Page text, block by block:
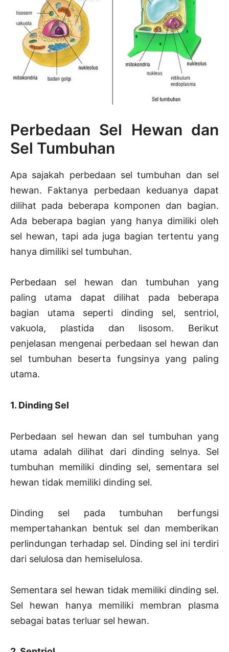
Perbedaan Sel Hewan dan
Sel Tumbuhan
Apa sajakah perbedaan sel tumbuhan dan sel
hewan. Faktanya perbedaan keduanya dapat
dilihat pada beberapa komponen dan bagian.
Ada beberapa bagian yang hanya dimiliki oleh
sel hewan, tapi ada juga bagian tertentu yang
hanya dimiliki sel tumbuhan.
Perbedaan sel hewan dan tumbuhan yang
paling utama dapat dilihat pada beberapa
bagian utama seperti dinding sel, sentriol,
vakuola, plastida dan lisosom. Berikut
penjelasan mengenai perbedaan sel hewan dan
sel tumbuhan beserta fungsinya yang paling
utama.
1. Dinding Sel
Perbedaan sel hewan dan sel tumbuhan yang
utama adalah dilihat dari dinding selnya. Sel
tumbuhan memiliki dinding sel, sementara sel
hewan tidak memiliki dinding sel.
Dinding sel pada tumbuhan berfungsi
mempertahankan bentuk sel dan memberikan
perlindungan terhadap sel. Dinding sel ini terdiri
dari selulosa dan hemiselulosa.
Sementara sel hewan tidak memiliki dinding sel.
Sel hewan hanya memiliki membran plasma
sebagai batas terluar sel hewan.